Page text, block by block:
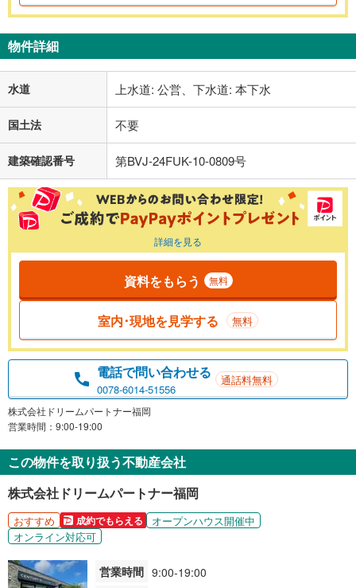
物件詳細
水道 上水道: 公営、下水道: 本下水
国土法 不要
建築確認番号 第BVJ-24FUK-10-0809号
詳細を見る
資料をもらう 無料
室内･現地を見学する 無料
電話で問い合わせる
0078-6014-51556
通話料無料
株式会社ドリームパートナー福岡
営業時間：9:00-19:00
この物件を取り扱う不動産会社
株式会社ドリームパートナー福岡
おすすめ 成約でもらえる
オープンハウス開催中
オンライン対応可
営業時間 9:00-19:00